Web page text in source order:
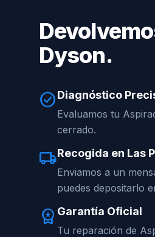
Dyson.
check_circleDiagnóstico
Evaluamos tu
cerrado.
local_shippingRecogida en Las
Enviamos a un
puedes depositarlo
workspace_premium Garantía Oficial
Tu reparación de